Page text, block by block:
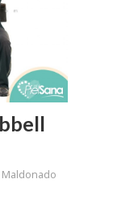
Maldonado